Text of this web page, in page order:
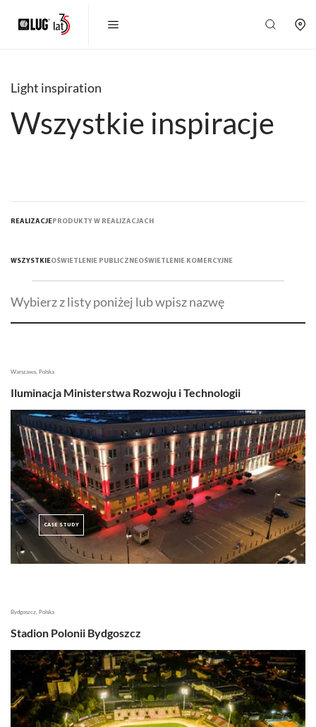
Light inspiration
Wszystkie inspiracje
REALIZACJEPRODUKTY W REALIZACJACH
WSZYSTKIEOŚWIETLENIE PUBLICZNEOŚWIETLENIE KOMERCYJNE
Warszawa, Polska
Iluminacja Ministerstwa Rozwoju i Technologii
CASE STUDY
Bydgoszcz, Polska
Stadion Polonii Bydgoszcz